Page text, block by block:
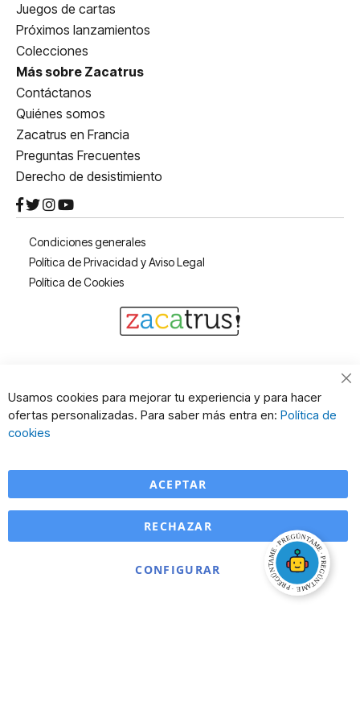
Juegos de cartas
Próximos lanzamientos
Colecciones
Más sobre Zacatrus
Contáctanos
Quiénes somos
Zacatrus en Francia
Preguntas Frecuentes
Derecho de desistimiento
Condiciones generales
Política de Privacidad y Aviso Legal
Política de Cookies
Usamos cookies para mejorar tu experiencia y para hacer
ofertas personalizadas. Para saber más entra en: Política de
cookies
ACEPTAR
CONFIGURAR
RECHAZAR